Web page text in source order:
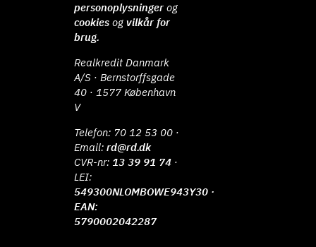
personoplysninger og
cookies ogvilkår for
brug.
Realkredit Danmark
A/S · Bernstorffsgade
40 · 1577 København
V
Telefon: 70 12 53 00 ·
Email:rd@rd.dk
CVR-nr: 13 39 91 74 ·
LEI:
549300NLOMBOWE943Y30 ·
EAN:
5790002042287